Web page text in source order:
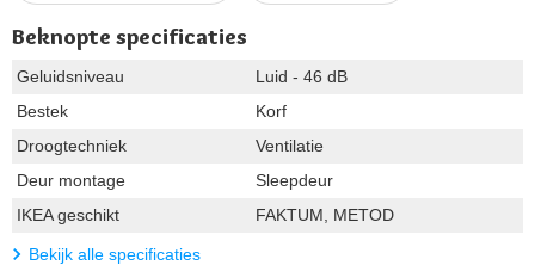
Beknopte specificaties
Geluidsniveau
Luid - 46 dB
Bestek
Korf
Droogtechniek
Ventilatie
Deur montage
Sleepdeur
IKEA geschikt
FAKTUM, METOD
Bekijk alle specificaties